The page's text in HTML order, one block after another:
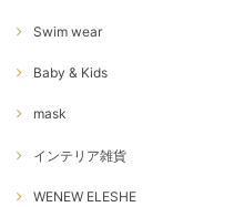
Swim wear
Baby & Kids
mask
インテリア雑貨
WENEW ELESHE